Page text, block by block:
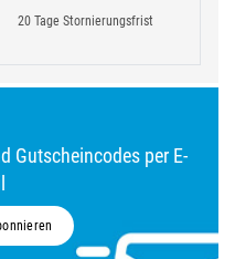
20 Tage Stornierungsfrist
Gutscheincodes per E-